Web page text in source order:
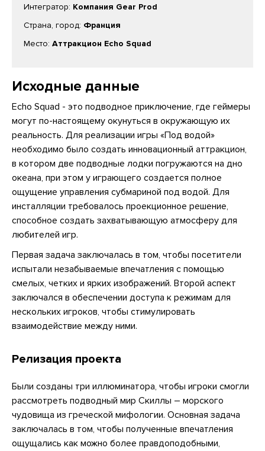
Интегратор: Компания Gear Prod
Страна, город: Франция
Место: Аттракцион Echo Squad
Исходные данные
Echo Squad - это подводное приключение, где геймеры
могут по-настоящему окунуться в окружающую их
реальность. Для реализации игры «Под водой»
необходимо было создать инновационный аттракцион,
в котором две подводные лодки погружаются на дно
океана, при этом у играющего создается полное
ощущение управления субмариной под водой. Для
инсталляции требовалось проекционное решение,
способное создать захватывающую атмосферу для
любителей игр.
Первая задача заключалась в том, чтобы посетители
испытали незабываемые впечатления с помощью
смелых, четких и ярких изображений. Второй аспект
заключался в обеспечении доступа к режимам для
нескольких игроков, чтобы стимулировать
взаимодействие между ними.
Релизация проекта
Были созданы три иллюминатора, чтобы игроки смогли
рассмотреть подводный мир Скиллы – морского
чудовища из греческой мифологии. Основная задача
заключалась в том, чтобы полученные впечатления
ощущались как можно более правдоподобными,